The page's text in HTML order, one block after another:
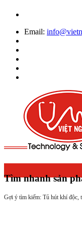
Email:
Tìm nhanh sản
Gợi ý tìm kiếm: Tủ hút khí độc,